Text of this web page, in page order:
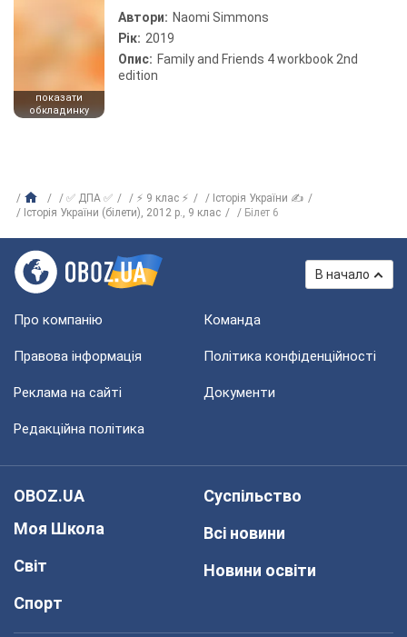
показати
обкладинку
Автори: Naomi Simmons
Рік: 2019
Опис: Family and Friends 4 workbook 2nd
edition
✅ ДПА ✅ ⚡ 9 клас ⚡
Історія України ✍
Історія України (білети), 2012 р., 9 клас
Білет 6
В начало
Про компанію Команда
Правова інформація Політика конфіденційності
Реклама на сайті Документи
Редакційна політика
OBOZ.UA
Моя Школа
Світ
Спорт
Суспільство
Всі новини
Новини освіти